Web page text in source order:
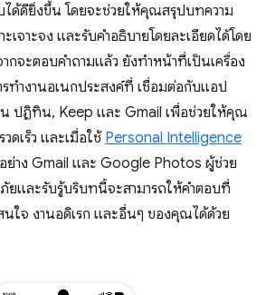
ได้ดียิ่งขึ้น โดยจะช่วยให้คุณสรุปบทความ
เจาะจง และรับคำอธิบายโดยละเอียดได้โดย
จะตอบคำถามแล้ว ยังทำหน้าที่เป็นเครื่อง
ทำงานอเนกประสงค์ที่ เชื่อมต่อกับแอป
น ปฏิทิน, Keep และ Gmail เพื่อช่วยให้คุณ
ดเร็ว และเมื่อใช้ Personal Intelligence
ย่าง Gmail และ Google Photos ผู้ช่วย
ยและรับรู้บริบทนี้จะสามารถให้คำตอบที่
นใจ งานอดิเรก และอื่นๆ ของคุณได้ด้วย